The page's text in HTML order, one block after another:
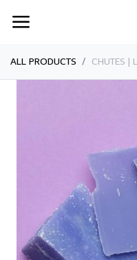
ALL PRODUCTS ​CHUTES |